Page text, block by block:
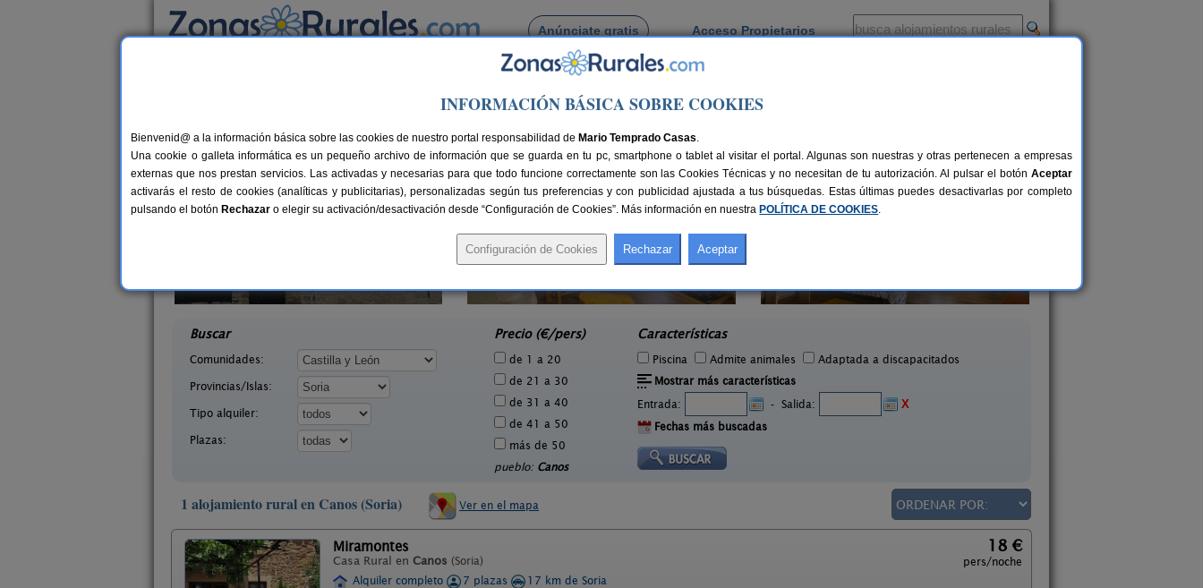
Anúnciate gratis Acceso Propietarios
Busca por pueblo
Casas Rurales en Canos
25 €
El Nido del Mirlo
San Leonardo de Yague
Buscar
Comunidades:
Provincias/Islas:
Tipo alquiler:
Plazas:
Precio (€/pers)
de 1 a 20
de 21 a 30
de 31 a 40
de 41 a 50
más de 50
pueblo: Canos
Características
Piscina Admite animales
Adaptada a discapacitados
Mostrar más características
Entrada:
- Salida:
X
Fechas más buscadas
1 alojamiento rural en Canos (Soria) Ver en el mapa
Miramontes
Casa Rural en Canos (Soria)
18 €
pers/noche
Alquiler completo
7 plazas
17 km de Soria
INFORMACIÓN BÁSICA SOBRE COOKIES
Bienvenid@ a la información básica sobre las cookies de nuestro portal responsabilidad de Mario Temprado Casas.
Una cookie o galleta informática es un pequeño archivo de información que se guarda en tu pc, smartphone o tablet al visitar el portal. Algunas son nuestras y otras pertenecen a empresas
externas que nos prestan servicios. Las activadas y necesarias para que todo funcione correctamente son las Cookies Técnicas y no necesitan de tu autorización. Al pulsar el botón Aceptar
activarás el resto de cookies (analíticas y publicitarias), personalizadas según tus preferencias y con publicidad ajustada a tus búsquedas. Estas últimas puedes desactivarlas por completo
pulsando el botón Rechazar o elegir su activación/desactivación desde “Configuración de Cookies”. Más información en nuestra POLÍTICA DE COOKIES.